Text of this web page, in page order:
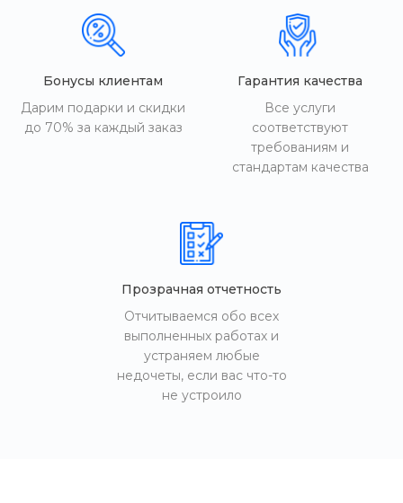
Бонусы клиентам
Дарим подарки и скидки
до 70% за каждый заказ
Гарантия качества
Все услуги
соответствуют
требованиям и
стандартам качества
Прозрачная отчетность
Отчитываемся обо всех
выполненных работах и
устраняем любые
недочеты, если вас что-то
не устроило